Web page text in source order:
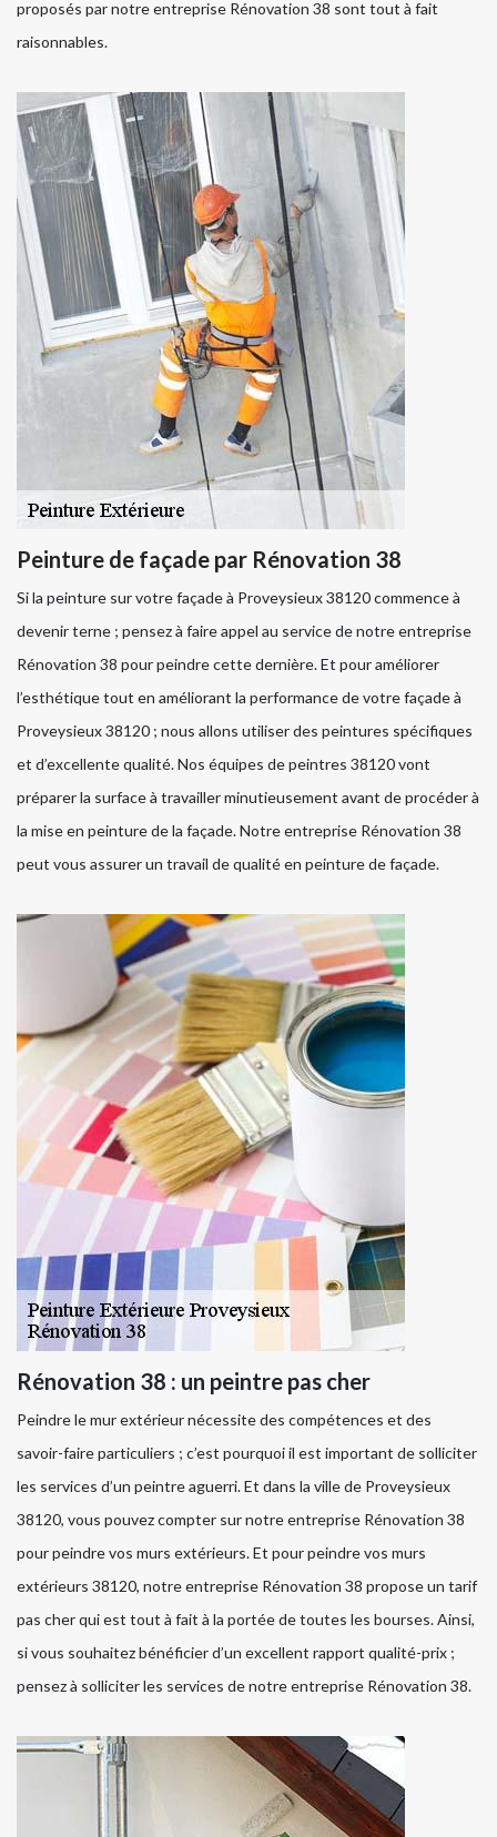
proposés par notre entreprise Rénovation 38 sont tout à fait
raisonnables.
Peinture de façade par Rénovation 38
Si la peinture sur votre façade à Proveysieux 38120 commence à
devenir terne ; pensez à faire appel au service de notre entreprise
Rénovation 38 pour peindre cette dernière. Et pour améliorer
l’esthétique tout en améliorant la performance de votre façade à
Proveysieux 38120 ; nous allons utiliser des peintures spécifiques
et d’excellente qualité. Nos équipes de peintres 38120 vont
préparer la surface à travailler minutieusement avant de procéder à
la mise en peinture de la façade. Notre entreprise Rénovation 38
peut vous assurer un travail de qualité en peinture de façade.
Rénovation 38 : un peintre pas cher
Peindre le mur extérieur nécessite des compétences et des
savoir-faire particuliers ; c’est pourquoi il est important de solliciter
les services d’un peintre aguerri. Et dans la ville de Proveysieux
38120, vous pouvez compter sur notre entreprise Rénovation 38
pour peindre vos murs extérieurs. Et pour peindre vos murs
extérieurs 38120, notre entreprise Rénovation 38 propose un tarif
pas cher qui est tout à fait à la portée de toutes les bourses. Ainsi,
si vous souhaitez bénéficier d’un excellent rapport qualité-prix ;
pensez à solliciter les services de notre entreprise Rénovation 38.